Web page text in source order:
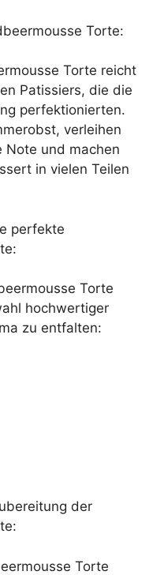
Torte:
Torte reicht
Patissiers, die die
perfektionierten.
verleihen
Note und machen
in vielen Teilen
perfekte
Torte
hochwertiger
zu entfalten:
der
Torte